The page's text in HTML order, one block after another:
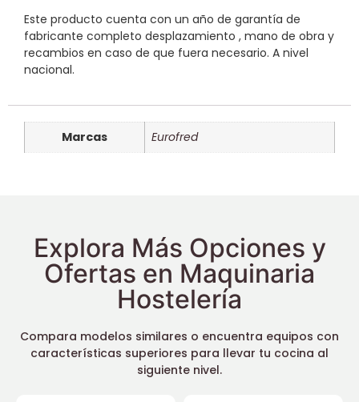
Este producto cuenta con un año de garantía de
fabricante completo desplazamiento , mano de obra y
recambios en caso de que fuera necesario. A nivel
nacional.
Marcas Eurofred
Explora Más Opciones y
Ofertas en Maquinaria
Hostelería
Compara modelos similares o encuentra equipos con
características superiores para llevar tu cocina al
siguiente nivel.